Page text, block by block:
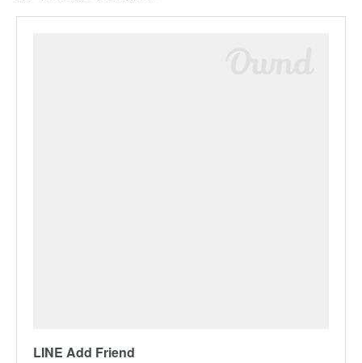
LINE Add Friend